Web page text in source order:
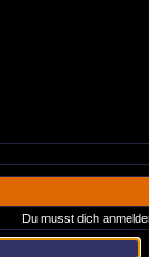
Du musst dich